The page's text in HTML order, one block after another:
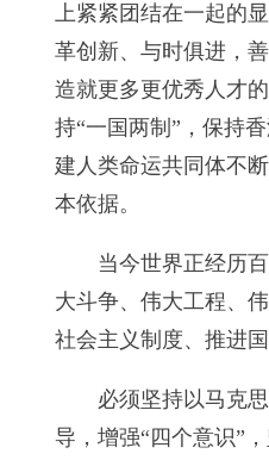
上紧紧团结在一起的
革创新、与时俱进，
造就更多更优秀人才
持“一国两制”，保持
建人类命运共同体不
本依据。
当今世界正经历
大斗争、伟大工程、
社会主义制度、推进
必须坚持以马克
导，增强“四个意识”